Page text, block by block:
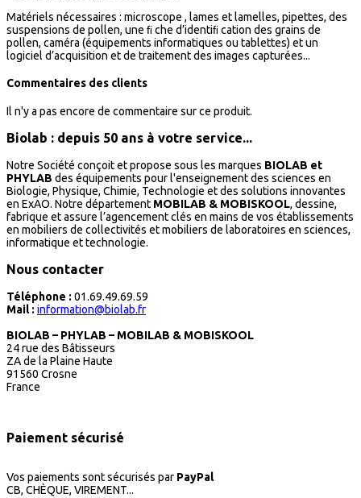
Matériels nécessaires : microscope , lames et lamelles, pipettes, des
suspensions de pollen, une ﬁ che d’identiﬁ cation des grains de
pollen, caméra (équipements informatiques ou tablettes) et un
logiciel d’acquisition et de traitement des images capturées...
Commentaires des clients
Il n'y a pas encore de commentaire sur ce produit.
Biolab : depuis 50 ans à votre service...
Notre Société conçoit et propose sous les marques BIOLAB et
PHYLAB des équipements pour l'enseignement des sciences en
Biologie, Physique, Chimie, Technologie et des solutions innovantes
en ExAO. Notre département MOBILAB & MOBISKOOL, dessine,
fabrique et assure l’agencement clés en mains de vos établissements
en mobiliers de collectivités et mobiliers de laboratoires en sciences,
informatique et technologie.
Nous contacter
Téléphone : 01.69.49.69.59
Mail : information@biolab.fr
BIOLAB – PHYLAB – MOBILAB & MOBISKOOL
24 rue des Bâtisseurs
ZA de la Plaine Haute
91560 Crosne
France
Paiement sécurisé
Vos paiements sont sécurisés par PayPal
CB, CHÈQUE, VIREMENT...